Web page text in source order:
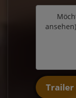
ansehen)
Trailer